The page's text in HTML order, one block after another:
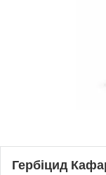
Гербіцид